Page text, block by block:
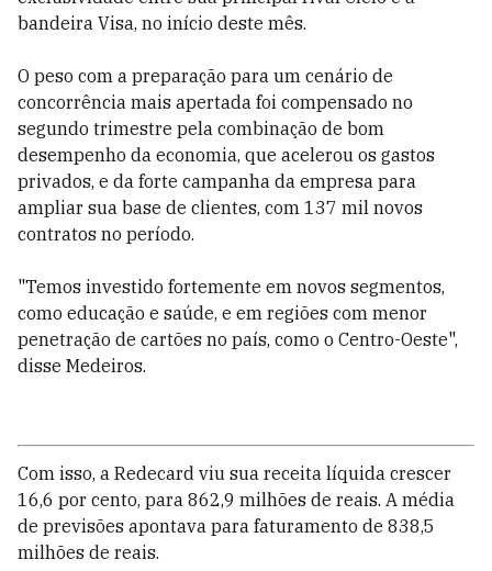
bandeira Visa, no início deste mês.
O peso com a preparação para um cenário de
concorrência mais apertada foi compensado no
segundo trimestre pela combinação de bom
desempenho da economia, que acelerou os gastos
privados, e da forte campanha da empresa para
ampliar sua base de clientes, com 137 mil novos
contratos no período.
"Temos investido fortemente em novos segmentos,
como educação e saúde, e em regiões com menor
penetração de cartões no país, como o Centro-Oeste",
disse Medeiros.
Com isso, a Redecard viu sua receita líquida crescer
16,6 por cento, para 862,9 milhões de reais. A média
de previsões apontava para faturamento de 838,5
milhões de reais.